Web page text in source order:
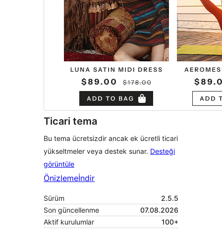
Ticari tema
Bu tema ücretsizdir ancak ek ücretli ticari
yükseltmeler veya destek sunar. Desteği
görüntüle
Önizlemeİndir
Sürüm
2.5.5
Son güncellenme
07.08.2026
Aktif kurulumlar
100+